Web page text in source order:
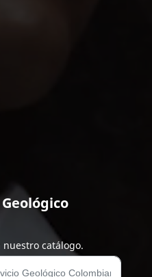
nuestro catálogo.